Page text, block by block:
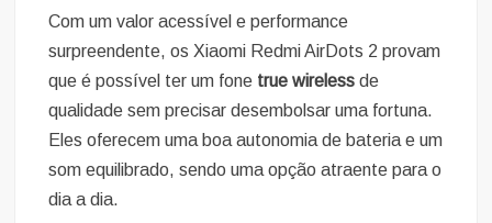
Com um valor acessível e performance
surpreendente, os Xiaomi Redmi AirDots 2 provam
que é possível ter um fone true wireless de
qualidade sem precisar desembolsar uma fortuna.
Eles oferecem uma boa autonomia de bateria e um
som equilibrado, sendo uma opção atraente para o
dia a dia.